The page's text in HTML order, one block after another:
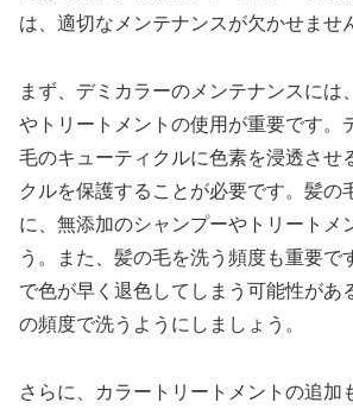
は、適切なメンテナンスが欠かせませ
まず、デミカラーのメンテナンスには
やトリートメントの使用が重要です。
毛のキューティクルに色素を浸透させ
クルを保護することが必要です。髪の
に、無添加のシャンプーやトリートメ
う。また、髪の毛を洗う頻度も重要で
で色が早く退色してしまう可能性があ
の頻度で洗うようにしましょう。
さらに、カラートリートメントの追加